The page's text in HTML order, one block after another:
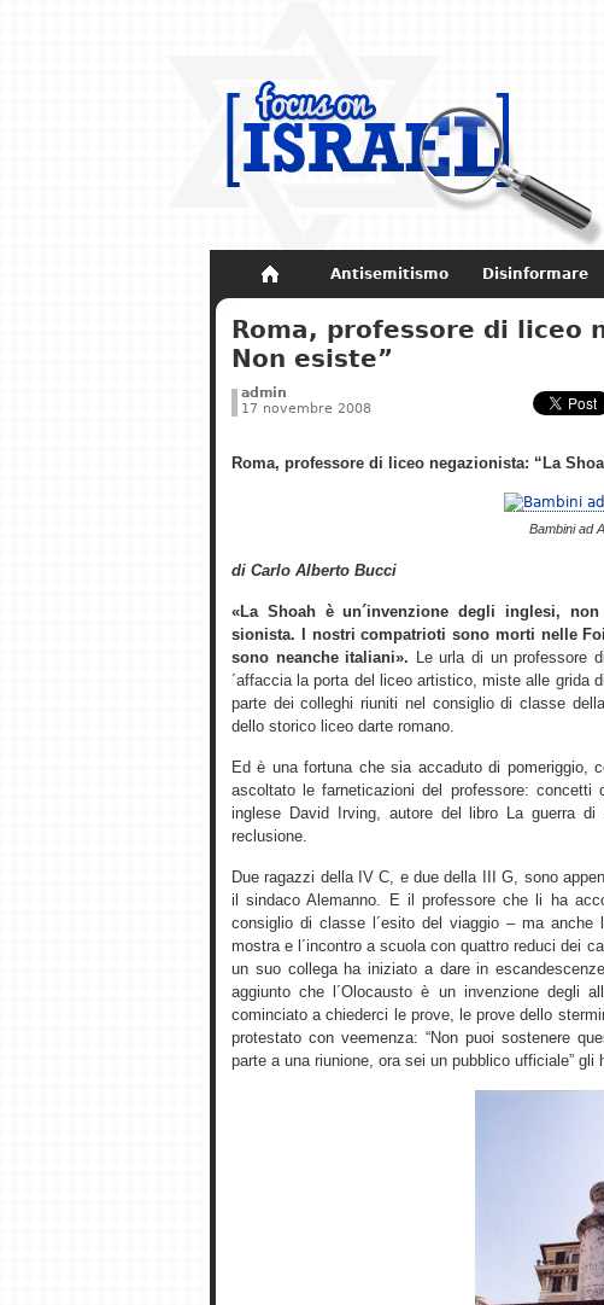
Antisemitismo Disinformare
Non dimenticare Storia di Israele
Roma, professore di liceo
Non esiste”
admin
17 novembre 2008
Roma, professore di liceo negazionista: “La
Bambini ad
di Carlo Alberto Bucci
«La Shoah è un´invenzione degli inglesi,
sionista. I nostri compatrioti sono morti nelle
sono neanche italiani». Le urla di un professore
´affaccia la porta del liceo artistico, miste alle grida
parte dei colleghi riuniti nel consiglio di classe
dello storico liceo darte romano.
Ed è una fortuna che sia accaduto di pomeriggio,
ascoltato le farneticazioni del professore:
inglese David Irving, autore del libro La guerra
reclusione.
Due ragazzi della IV C, e due della III G, sono
il sindaco Alemanno. E il professore che li ha
consiglio di classe l´esito del viaggio – ma
mostra e l´incontro a scuola con quattro reduci dei
un suo collega ha iniziato a dare in
aggiunto che l´Olocausto è un invenzione degli
cominciato a chiederci le prove, le prove dello
protestato con veemenza: “Non puoi sostenere
parte a una riunione, ora sei un pubblico ufficiale” gli